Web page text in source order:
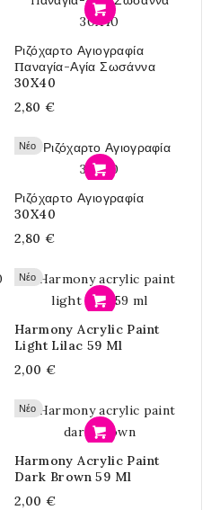
Ριζόχαρτο Αγιογραφία
Παναγία-Αγία Σωσάννα
30X40
2,80 €
Νέο
Ριζόχαρτο Αγιογραφία
30X40
2,80 €
Νέο
Harmony Acrylic Paint
Light Lilac 59 Ml
2,00 €
Νέο
Harmony Acrylic Paint
Dark Brown 59 Ml
2,00 €